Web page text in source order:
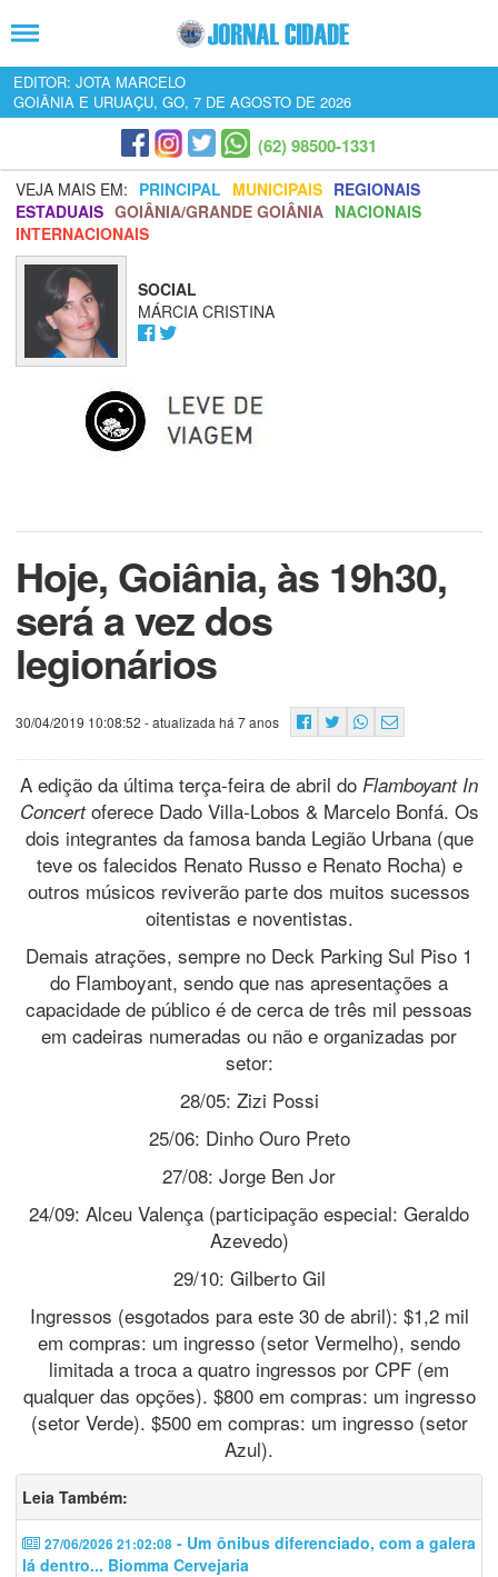
EDITOR: JOTA MARCELO
GOIÂNIA E URUAÇU, GO, 7 DE AGOSTO DE 2026
(62) 98500-1331
VEJA MAIS EM: PRINCIPAL MUNICIPAIS REGIONAIS
ESTADUAIS GOIÂNIA/GRANDE GOIÂNIA NACIONAIS
INTERNACIONAIS
SOCIAL
MÁRCIA CRISTINA
Hoje, Goiânia, às 19h30,
será a vez dos
legionários
30/04/2019 10:08:52 - atualizada há 7 anos
A edição da última terça-feira de abril do Flamboyant In
Concertoferece Dado Villa-Lobos & Marcelo Bonfá. Os
dois integrantes da famosa banda Legião Urbana (que
teve os falecidos Renato Russo e Renato Rocha) e
outros músicos reviverão parte dos muitos sucessos
oitentistas e noventistas.
Demais atrações, sempre no Deck Parking Sul Piso 1
do Flamboyant, sendo que nas apresentações a
capacidade de público é de cerca de três mil pessoas
em cadeiras numeradas ou não e organizadas por
setor:
28/05: Zizi Possi
25/06: Dinho Ouro Preto
27/08: Jorge Ben Jor
24/09: Alceu Valença (participação especial: Geraldo
Azevedo)
29/10: Gilberto Gil
Ingressos (esgotados para este 30 de abril): $1,2 mil
em compras: um ingresso (setor Vermelho), sendo
limitada a troca a quatro ingressos por CPF (em
qualquer das opções). $800 em compras: um ingresso
(setor Verde). $500 em compras: um ingresso (setor
Azul).
Leia Também:
27/06/2026 21:02:08 - Um ônibus diferenciado, com a galera
lá dentro... Biomma Cervejaria